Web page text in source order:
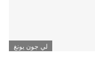
لي جون يونغ